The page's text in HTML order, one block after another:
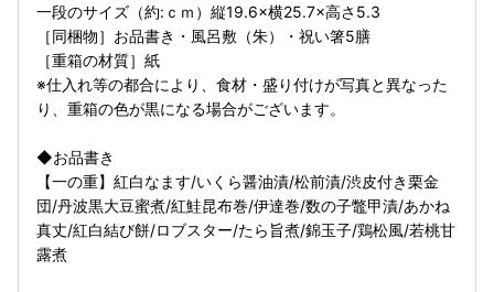
一段のサイズ（約:ｃｍ）縦19.6×横25.7×高さ5.3
［同梱物］お品書き・風呂敷（朱）・祝い箸5膳
［重箱の材質］紙
※仕入れ等の都合により、食材・盛り付けが写真と異なった
り、重箱の色が黒になる場合がございます。
◆お品書き
【一の重】紅白なます/いくら醤油漬/松前漬/渋皮付き栗金
団/丹波黒大豆蜜煮/紅鮭昆布巻/伊達巻/数の子鼈甲漬/あかね
真丈/紅白結び餅/ロブスター/たら旨煮/錦玉子/鶏松風/若桃甘
露煮